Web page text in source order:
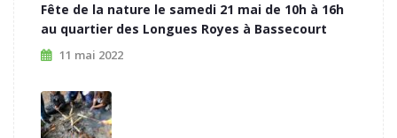
Fête de la nature le samedi 21 mai de 10h à 16h
au quartier des Longues Royes à Bassecourt
11 mai 2022